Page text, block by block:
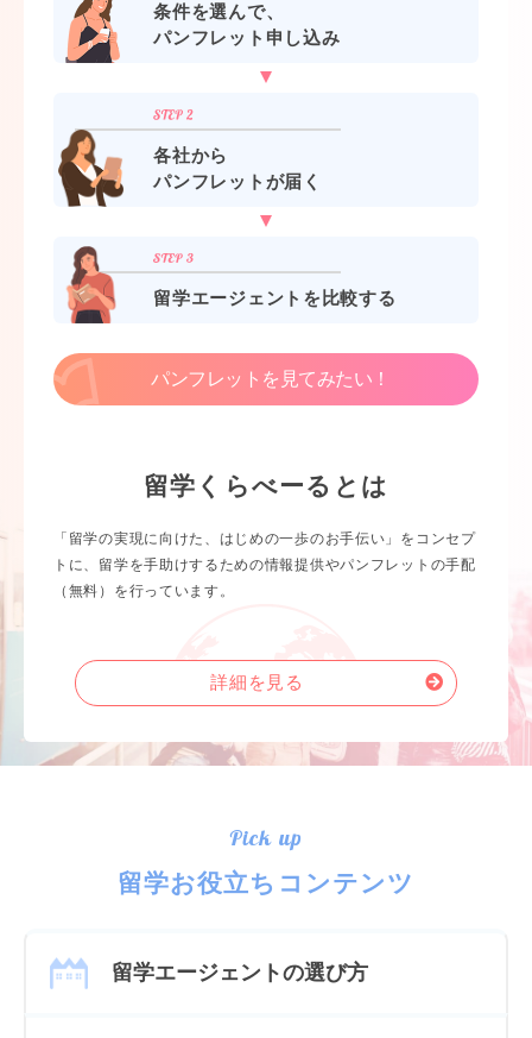
条件を選んで、
パンフレット申し込み
各社から
パンフレットが届く
留学エージェントを比較する
パンフレットを見てみたい！
留学くらべーるとは
「留学の実現に向けた、はじめの一歩のお手伝い」をコンセプ
トに、留学を手助けするための情報提供やパンフレットの手配
（無料）を行っています。
詳細を見る
Pick up
留学お役立ちコンテンツ
留学エージェントの選び方